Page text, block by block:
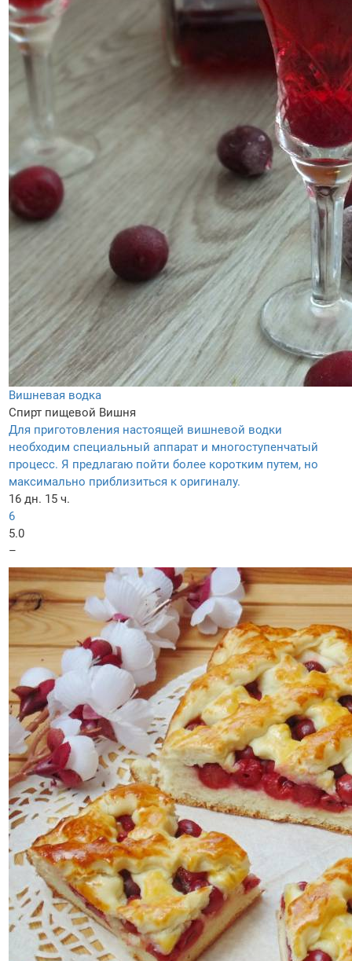
Вишневая водка
Спирт пищевой Вишня
Для приготовления настоящей вишневой водки
необходим специальный аппарат и многоступенчатый
процесс. Я предлагаю пойти более коротким путем, но
максимально приблизиться к оригиналу.
16 дн. 15 ч.
6
5.0
–